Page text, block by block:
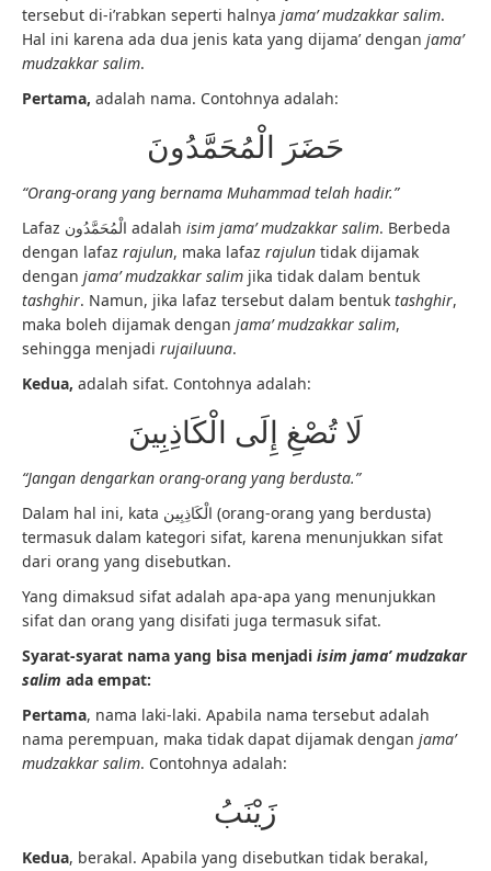
tersebut di-i’rabkan seperti halnya jama’ mudzakkar salim.
Hal ini karena ada dua jenis kata yang dijama’ dengan jama’
mudzakkar salim.
Pertama, adalah nama. Contohnya adalah:
حَضَرَ الْمُحَمَّدُونَ
“Orang-orang yang bernama Muhammad telah hadir.”
Lafaz الْمُحَمَّدُون adalah isim jama’ mudzakkar salim. Berbeda
dengan lafaz rajulun, maka lafaz rajulun tidak dijamak
dengan jama’ mudzakkar salim jika tidak dalam bentuk
tashghir. Namun, jika lafaz tersebut dalam bentuk tashghir,
maka boleh dijamak dengan jama’ mudzakkar salim,
sehingga menjadi rujailuuna.
Kedua, adalah sifat. Contohnya adalah:
لَا تُصْغِ إِلَى الْكَاذِبِينَ
“Jangan dengarkan orang-orang yang berdusta.”
Dalam hal ini, kata الْكَاذِبِين (orang-orang yang berdusta)
termasuk dalam kategori sifat, karena menunjukkan sifat
dari orang yang disebutkan.
Yang dimaksud sifat adalah apa-apa yang menunjukkan
sifat dan orang yang disifati juga termasuk sifat.
Syarat-syarat nama yang bisa menjadi isim jama’ mudzakar
salim ada empat:
Pertama, nama laki-laki. Apabila nama tersebut adalah
nama perempuan, maka tidak dapat dijamak dengan jama’
mudzakkar salim. Contohnya adalah:
زَيْنَبُ
Kedua, berakal. Apabila yang disebutkan tidak berakal,